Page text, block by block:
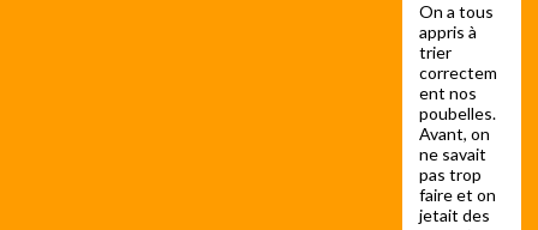
On a tous
appris à
trier
correctem
ent nos
poubelles.
Avant, on
ne savait
pas trop
faire et on
jetait des